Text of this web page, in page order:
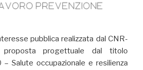
pubblica realizzata dal CNR-
proposta progettuale dal titolo
– Salute occupazionale e resilienza